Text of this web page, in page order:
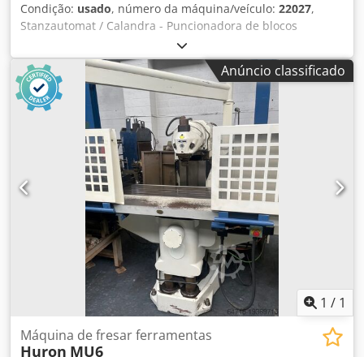
Condição: usado, número da máquina/veículo: 22027,
Stanzautomat / Calandra - Puncionadora de blocos
Plastograph PZ 599Baujahr / Year 1998 Arbeitsbreite /
Largura de trabalho 120 - 600mm Papierlänge /
Comprimento do papel 100 - 550mm Largura de trabalho
min. 95mm - max. 600mm Hubzahl einstellbar / Número
de cursos ajustável 30 - 120/min. Flachstapelanleger /
Alimentador de pilha plana 5 moldes de perfuração / 5
ferramentas de perfuração: Tipos Wire-O 2:1 / 3:1 - efeito
plástico / 3:1 4x4mm / 3:1 4x6mm Werkzeug 4x4mm mit
Daumenstanzung / Ferramenta 4x4mm com perfurador de
calandraDelivery Jogger / Transportador de entrega
Operação do painel e controlos Inspeção de vídeo online
por vídeo Skype Ficaríamos muito satisfeitos com a sua
visita - mais máquinas em stock Disponível de imediato -
Pode ser inspeccionado Crjdpfx Ajh Uk Hajdyjf Emskirchen
/ Nuremberga em stock - Pode ser testado
Anúncio classificado
1 / 1
Máquina de fresar ferramentas
Huron MU6